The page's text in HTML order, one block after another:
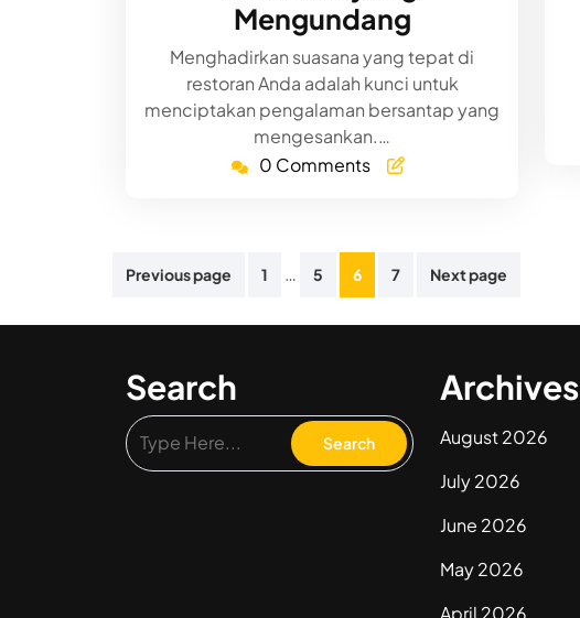
Mengundang
Menghadirkan suasana yang tepat di
restoran Anda adalah kunci untuk
menciptakan pengalaman bersantap yang
mengesankan.…
0 Comments
Posts
pagination
Previous page 1 … 5 6 7 Next page
Search Archives
August 2026
July 2026
June 2026
May 2026
April 2026